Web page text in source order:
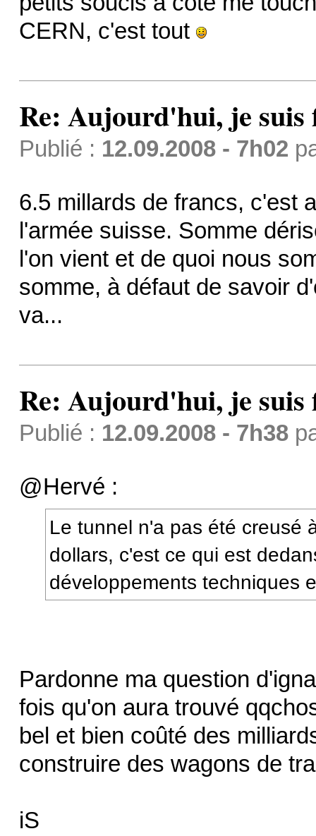
CERN, c'est tout
Re: Aujourd'hui, je suis
Publié : 12.09.2008 - 7h02
6.5 millards de francs, c'est
l'armée suisse. Somme
l'on vient et de quoi nous
somme, à défaut de savoir
va...
Re: Aujourd'hui, je suis
Publié : 12.09.2008 - 7h38
@Hervé :
Le tunnel n'a pas été creusé
dollars, c'est ce qui est
développements techniques
Pardonne ma question
fois qu'on aura trouvé
bel et bien coûté des
construire des wagons de
iS